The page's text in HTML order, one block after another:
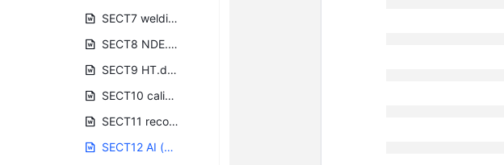
SECT7 welding.docx
SECT8 NDE.docx
SECT9 HT.doc
SECT10 calibration.doc
SECT11 record(updated).doc
SECT12 AI (updated).doc